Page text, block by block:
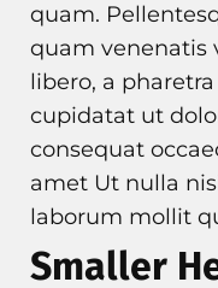
quam.
quam venenatis
libero, a
cupidatat ut
consequat
amet Ut nulla
laborum mollit
Smaller